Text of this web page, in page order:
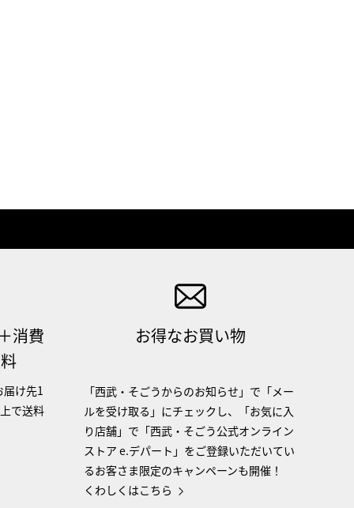
消費
け先1
で送料
お得なお買い物
「西武・そごうからのお知らせ」で「メー
ルを受け取る」にチェックし、「お気に入
り店舗」で「西武・そごう公式オンライン
ストア e.デパート」をご登録いただいてい
るお客さま限定のキャンペーンも開催！
くわしくはこちら